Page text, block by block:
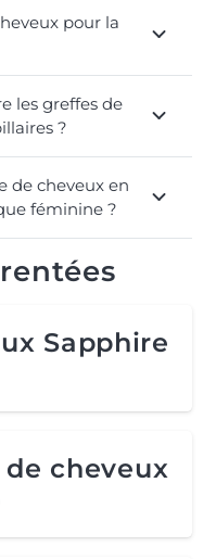
pour la
les greffes de
?
de cheveux en
féminine ?
Sapphire
cheveux